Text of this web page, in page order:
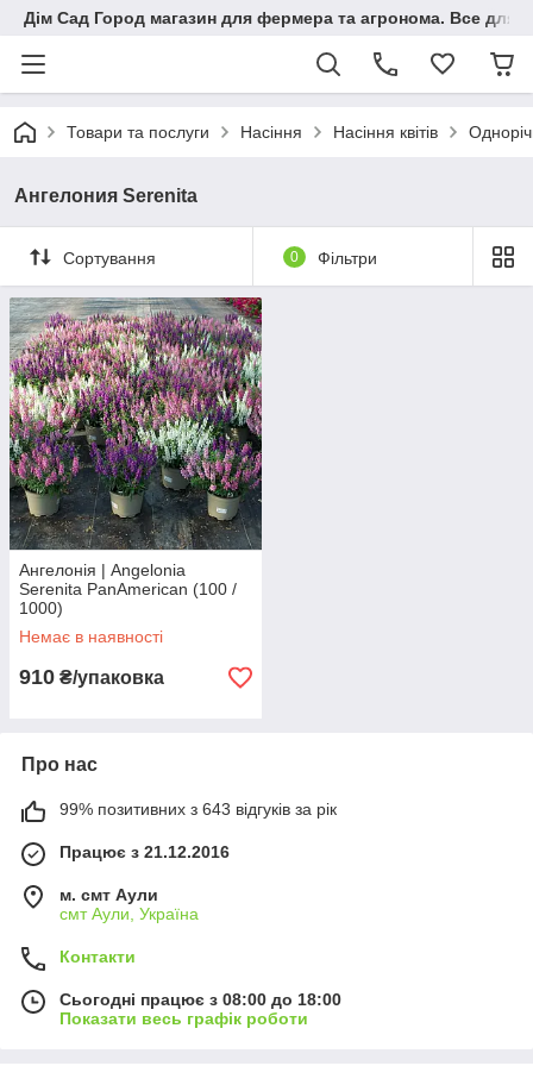
Дім Сад Город магазин для фермера та агронома. Все для
Товари та послуги Насіння Насіння квітів
Ангелония Serenita
Сортування 0 Фільтри
Ангелонія | Angelonia
Serenita PanAmerican (100 /
1000)
Немає в наявності
910 ₴/упаковка
Про нас
99% позитивних з 643 відгуків за рік
Працює з 21.12.2016
м. смт Аули
смт Аули, Україна
Контакти
Сьогодні працює з 08:00 до 18:00
Показати весь графік роботи